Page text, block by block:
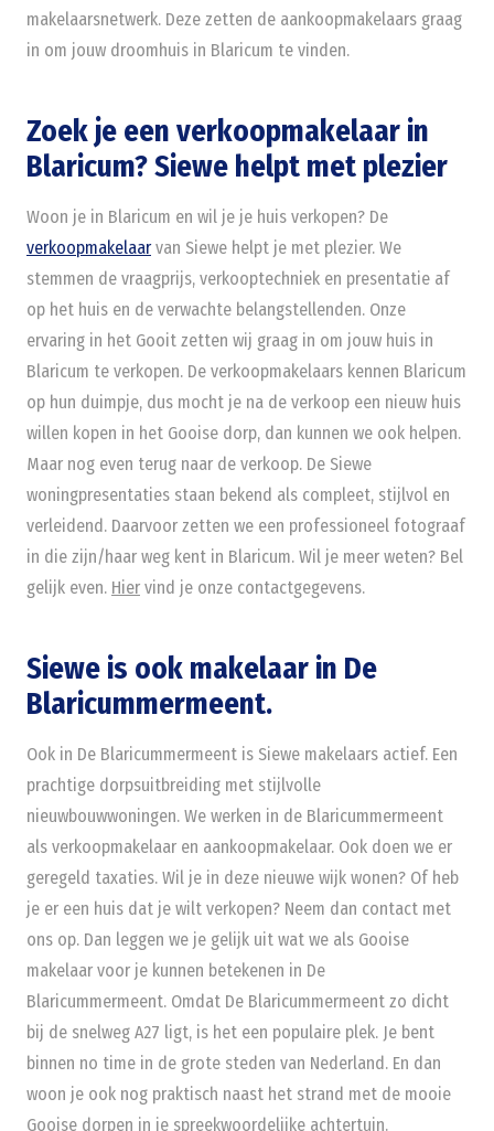
makelaarsnetwerk. Deze zetten de aankoopmakelaars graag
in om jouw droomhuis in Blaricum te vinden.
Zoek je een verkoopmakelaar in
Blaricum? Siewe helpt met plezier
Woon je in Blaricum en wil je je huis verkopen? De
verkoopmakelaarvan Siewe helpt je met plezier. We
stemmen de vraagprijs, verkooptechniek en presentatie af
op het huis en de verwachte belangstellenden. Onze
ervaring in het Gooit zetten wij graag in om jouw huis in
Blaricum te verkopen. De verkoopmakelaars kennen Blaricum
op hun duimpje, dus mocht je na de verkoop een nieuw huis
willen kopen in het Gooise dorp, dan kunnen we ook helpen.
Maar nog even terug naar de verkoop. De Siewe
woningpresentaties staan bekend als compleet, stijlvol en
verleidend. Daarvoor zetten we een professioneel fotograaf
in die zijn/haar weg kent in Blaricum. Wil je meer weten? Bel
gelijk even. Hier vind je onze contactgegevens.
Siewe is ook makelaar in De
Blaricummermeent.
Ook in De Blaricummermeent is Siewe makelaars actief. Een
prachtige dorpsuitbreiding met stijlvolle
nieuwbouwwoningen. We werken in de Blaricummermeent
als verkoopmakelaar en aankoopmakelaar. Ook doen we er
geregeld taxaties. Wil je in deze nieuwe wijk wonen? Of heb
je er een huis dat je wilt verkopen? Neem dan contact met
ons op. Dan leggen we je gelijk uit wat we als Gooise
makelaar voor je kunnen betekenen in De
Blaricummermeent. Omdat De Blaricummermeent zo dicht
bij de snelweg A27 ligt, is het een populaire plek. Je bent
binnen no time in de grote steden van Nederland. En dan
woon je ook nog praktisch naast het strand met de mooie
Gooise dorpen in je spreekwoordelijke achtertuin.